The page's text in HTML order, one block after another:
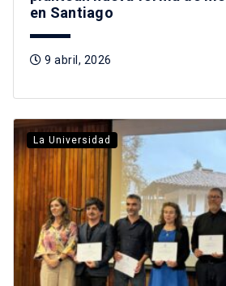
en Santiago
9 abril, 2026
La Universidad